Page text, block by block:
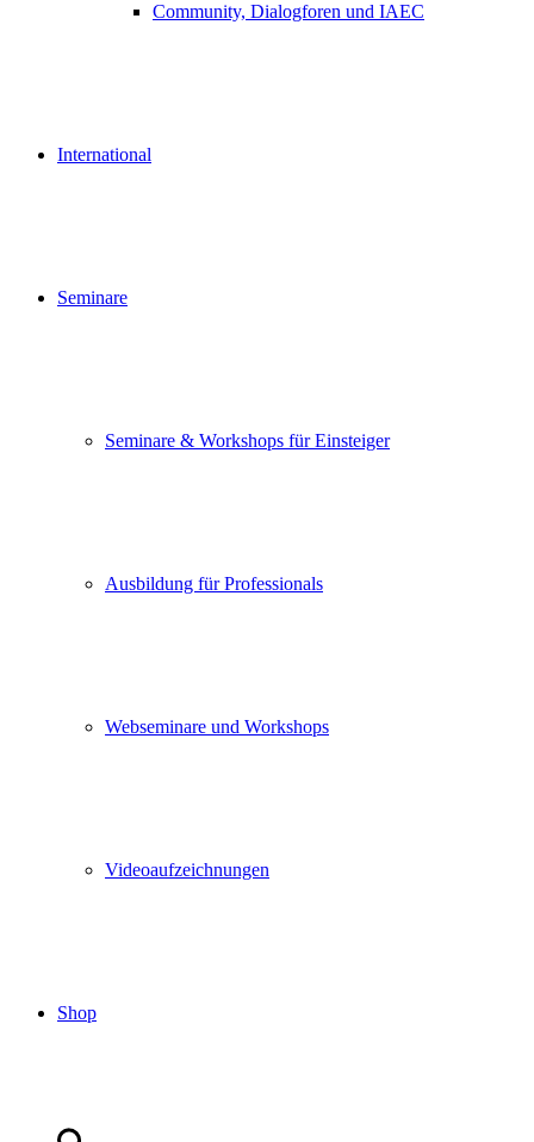
Community, Dialogforen und IAEC
International
Seminare
Seminare & Workshops für Einsteiger
Ausbildung für Professionals
Webseminare und Workshops
Videoaufzeichnungen
Shop